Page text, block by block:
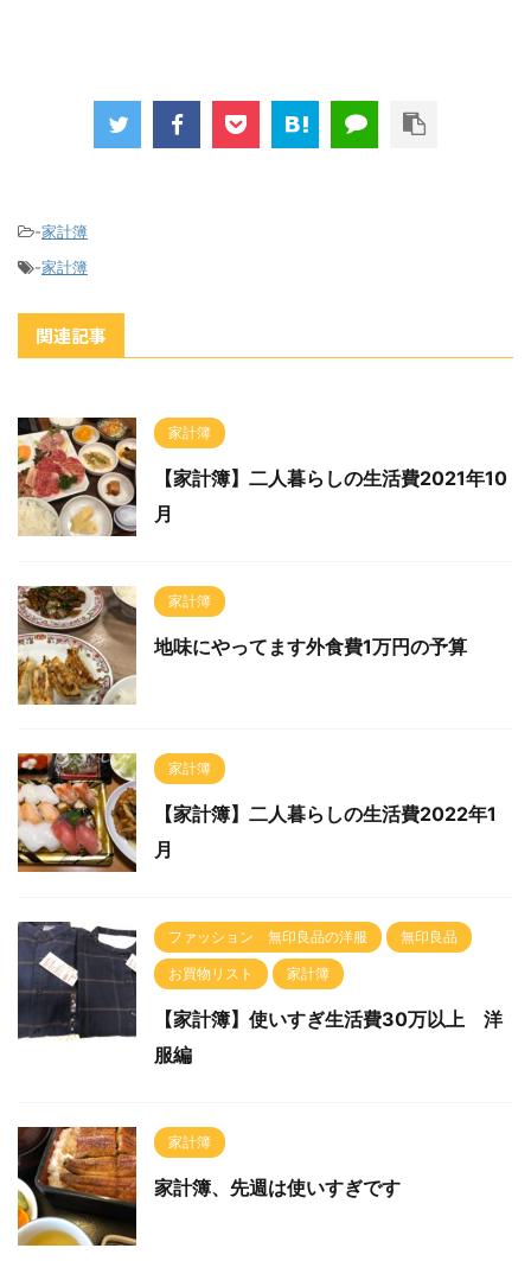
-家計簿
-家計簿
関連記事
家計簿
【家計簿】二人暮らしの生活費2021年10
月
家計簿
地味にやってます外食費1万円の予算
家計簿
【家計簿】二人暮らしの生活費2022年1
月
ファッション 無印良品の洋服 無印良品
お買物リスト 家計簿
【家計簿】使いすぎ生活費30万以上 洋
服編
家計簿
家計簿、先週は使いすぎです